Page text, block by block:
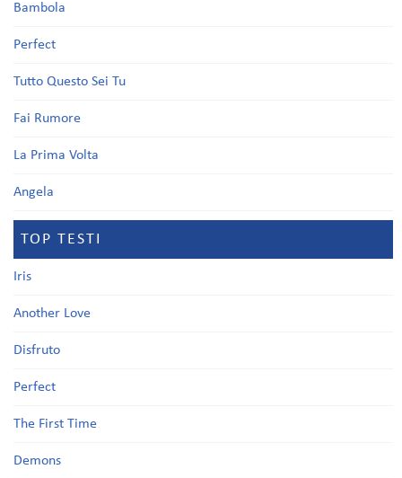
Bambola
Perfect
Tutto Questo Sei Tu
Fai Rumore
La Prima Volta
Angela
TOP TESTI
Iris
Another Love
Disfruto
Perfect
The First Time
Demons